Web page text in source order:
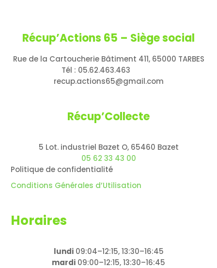
Récup’Actions 65 – Siège social
Rue de la Cartoucherie Bâtiment 411, 65000 TARBES
Tél : 05.62.463.463
recup.actions65@gmail.com
Récup’Collecte
5 Lot. industriel Bazet O, 65460 Bazet
05 62 33 43 00
Politique de confidentialité
Conditions Générales d’Utilisation
Horaires
lundi09:04–12:15, 13:30–16:45
mardi 09:00–12:15, 13:30–16:45